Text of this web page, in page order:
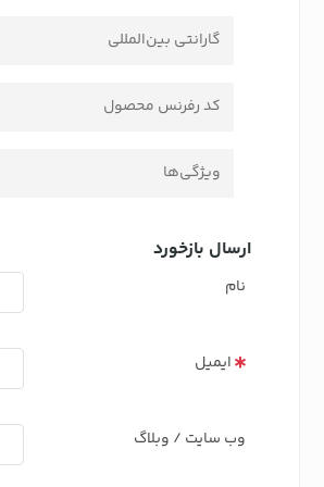
گارانتی بین‌المللی
کد رفرنس محصول
ویژگی‌ها
ارسال بازخورد
نام
ایمیل
وب سایت / وبلاگ